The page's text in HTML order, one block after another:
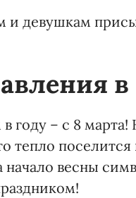
и девушкам
в
– с 8 марта!
тепло
весны